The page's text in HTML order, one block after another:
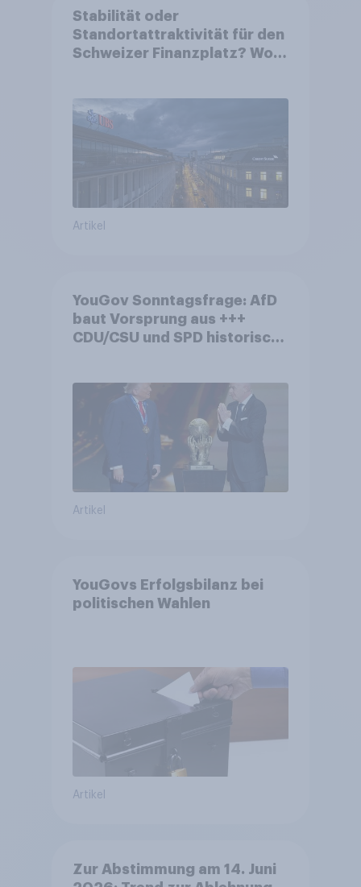
Stabilität oder
Standortattraktivität für den
Schweizer Finanzplatz? Wo
von Grossbanken steht
Artikel
YouGov Sonntagsfrage: AfD
baut Vorsprung aus +++
CDU/CSU und SPD historisch
Fußball-WM ohne Politik
Artikel
YouGovs Erfolgsbilanz bei
politischen Wahlen
Artikel
Zur Abstimmung am 14. Juni